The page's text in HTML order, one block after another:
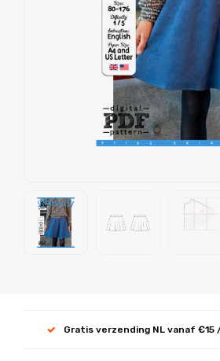
Gratis verzending NL vanaf €15